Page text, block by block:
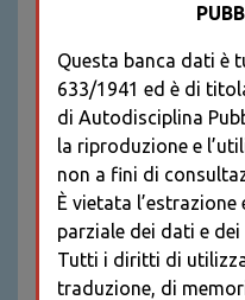
REGISTRATI
OBBLIGATORI
Questa banca dati è
633/1941 ed è di
di Autodisciplina
la riproduzione e
non a fini di
È vietata
parziale dei dati e
Tutti i diritti di
traduzione, di